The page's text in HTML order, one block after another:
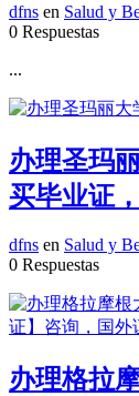
dfns en Salud y
0 Respuestas
...
办理圣玛
买毕业证
dfns en Salud y
0 Respuestas
办理格拉